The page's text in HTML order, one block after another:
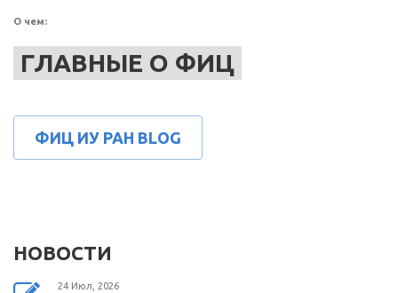
О чем:
ГЛАВНЫЕ О ФИЦ
ФИЦ ИУ РАН BLOG
НОВОСТИ
24 Июл, 2026